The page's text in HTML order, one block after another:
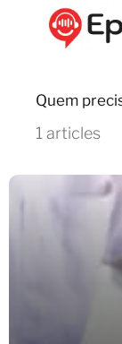
Quem
1 articles